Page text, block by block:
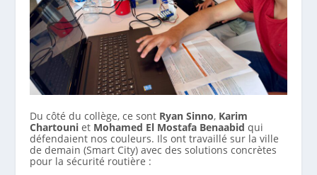
Du côté du collège, ce sont Ryan Sinno, Karim
Chartouni et Mohamed El Mostafa Benaabid qui
défendaient nos couleurs. Ils ont travaillé sur la ville
de demain (Smart City) avec des solutions concrètes
pour la sécurité routière :